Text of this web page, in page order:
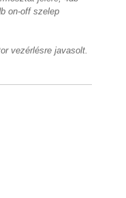
on-off szelep
vezérlésre javasolt.